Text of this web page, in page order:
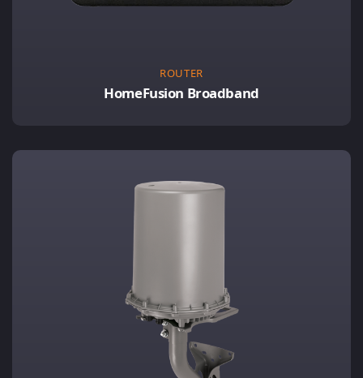
ROUTER
HomeFusion Broadband